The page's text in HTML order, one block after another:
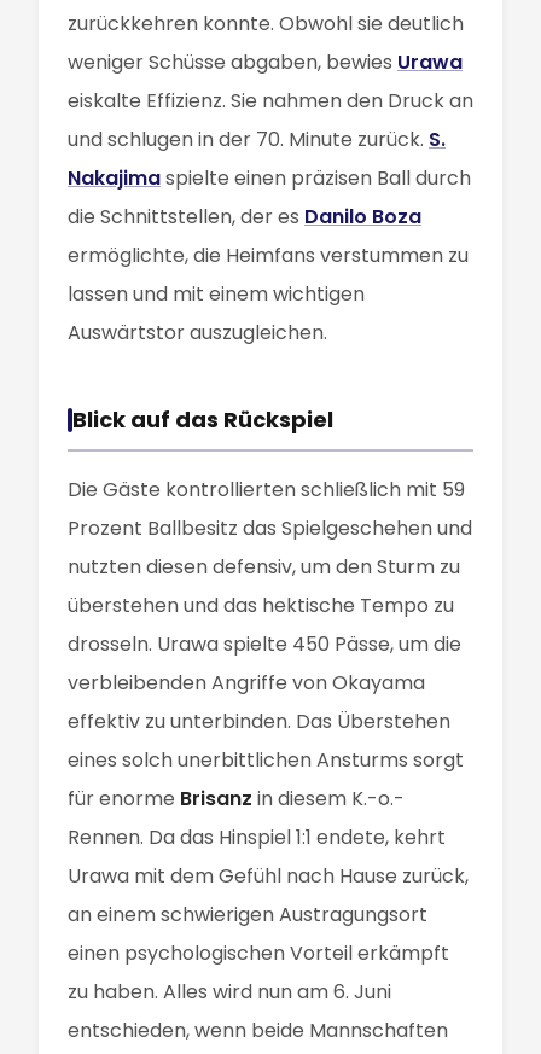
zurückkehren konnte. Obwohl sie deutlich
weniger Schüsse abgaben, bewies Urawa
eiskalte Effizienz. Sie nahmen den Druck an
und schlugen in der 70. Minute zurück. S.
Nakajimaspielte einen präzisen Ball durch
die Schnittstellen, der es Danilo Boza
ermöglichte, die Heimfans verstummen zu
lassen und mit einem wichtigen
Auswärtstor auszugleichen.
Blick auf das Rückspiel
Die Gäste kontrollierten schließlich mit 59
Prozent Ballbesitz das Spielgeschehen und
nutzten diesen defensiv, um den Sturm zu
überstehen und das hektische Tempo zu
drosseln. Urawa spielte 450 Pässe, um die
verbleibenden Angriffe von Okayama
effektiv zu unterbinden. Das Überstehen
eines solch unerbittlichen Ansturms sorgt
für enorme Brisanz in diesem K.-o.-
Rennen. Da das Hinspiel 1:1 endete, kehrt
Urawa mit dem Gefühl nach Hause zurück,
an einem schwierigen Austragungsort
einen psychologischen Vorteil erkämpft
zu haben. Alles wird nun am 6. Juni
entschieden, wenn beide Mannschaften